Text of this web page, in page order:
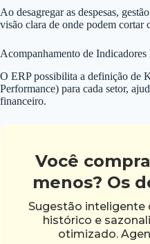
Ao desagregar as despesas,
visão clara de onde podem cortar
Acompanhamento de Indicadores
O ERP possibilita a definição de
Performance) para cada setor,
financeiro.
Você
menos? Os
Sugestão inteligente
histórico e
otimizado.